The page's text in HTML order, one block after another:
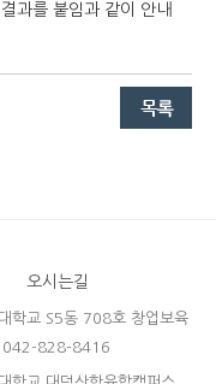
과를 붙임과 같이 안내
오시는길
학교 S5동 708호 창업보육
042-828-8416